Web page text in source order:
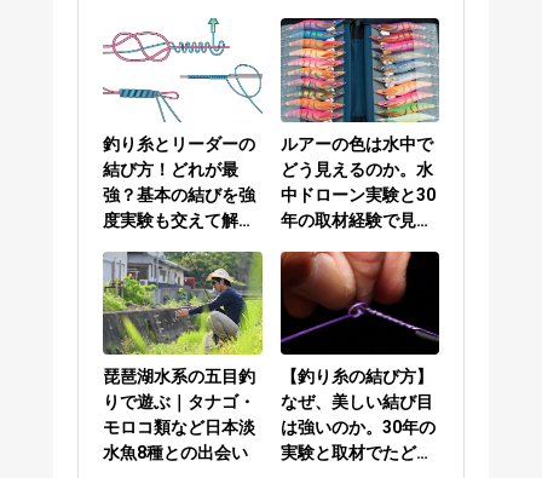
釣り糸とリーダーの
結び方！どれが最
強？基本の結びを強
度実験も交えて解説
ーの結び方編
ルアーの色は水中で
どう見えるのか。水
中ドローン実験と30
年の取材経験で見え
琵琶湖水系の五目釣
りで遊ぶ｜タナゴ・
モロコ類など日本淡
水魚8種との出会い
【釣り糸の結び方】
なぜ、美しい結び目
は強いのか。30年の
実験と取材でたどり